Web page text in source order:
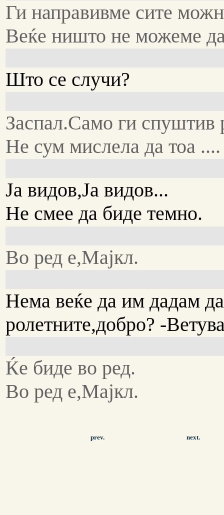
Ги направивме сите
Веќе ништо не можеме
Што се случи?
Заспал.Само ги спуштив
Не сум мислела да тоа ....
Ја видов,Ја видов...
Не смее да биде темно.
Во ред е,Мајкл.
Нема веќе да им дадам
ролетните,добро? -
Ќе биде во ред.
Во ред е,Мајкл.
prev. next.